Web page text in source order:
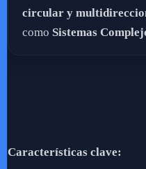
circular y
como Sistemas
Características clave: